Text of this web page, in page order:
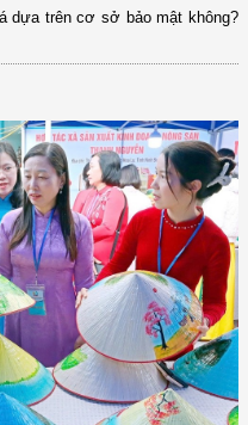
dựa trên cơ sở bảo mật không?